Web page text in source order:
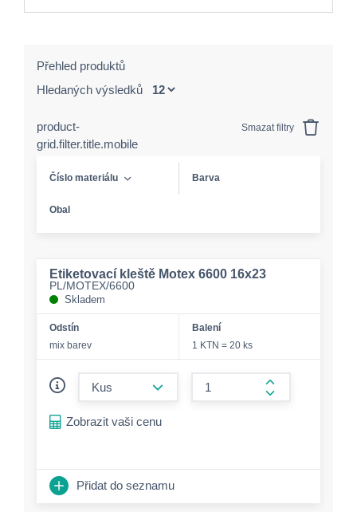
Přehled produktů
Hledaných výsledků
product-
grid.filter.title.mobile
Smazat filtry
Číslo materiálu Barva
Obal
Etiketovací kleště Motex 6600 16x23
PL/MOTEX/6600
Skladem
Odstín
mix barev
Balení
1 KTN = 20 ks
form.increase-
Zobrazit vaši cenu
Přidat do seznamu